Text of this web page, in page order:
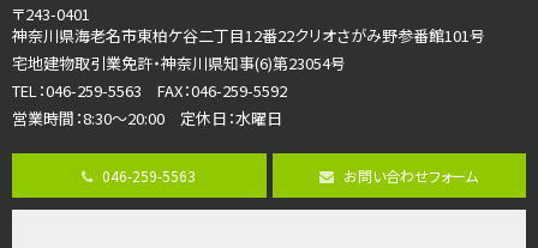
さがみ野駅
歩17分
ご家族が集まるLDKは１７．５帖とゆとりある広さ…
第8位
4,190万円
4ＬＤＫ
桜ヶ丘駅
〒243-0401
神奈川県海老名市東柏ケ谷二丁目12番22クリオさがみ野参番館101号
宅地建物取引業免許・神奈川県知事(6)第23054号
TEL：046-259-5563 FAX：046-259-5592
営業時間：8:30～20:00 定休日：水曜日
046-259-5563 お問い合わせフォーム